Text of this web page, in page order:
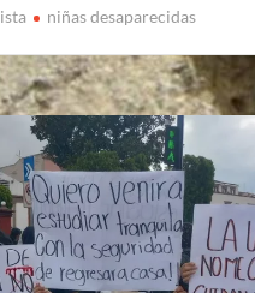
niñas desaparecidas